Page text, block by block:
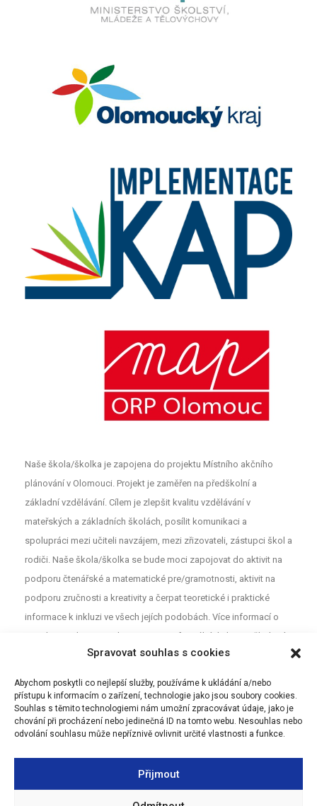
Spravovat souhlas s cookies
Abychom poskytli co nejlepší služby, používáme k ukládání a/nebo
přístupu k informacím o zařízení, technologie jako jsou soubory cookies.
Souhlas s těmito technologiemi nám umožní zpracovávat údaje, jako je
chování při procházení nebo jedinečná ID na tomto webu. Nesouhlas nebo
odvolání souhlasu může nepříznivě ovlivnit určité vlastnosti a funkce.
Přijmout
Naše škola/školka je zapojena do projektu Místního akčního
plánování v Olomouci. Projekt je zaměřen na předškolní a
základní vzdělávání. Cílem je zlepšit kvalitu vzdělávání v
mateřských a základních školách, posílit komunikaci a
spolupráci mezi učiteli navzájem, mezi zřizovateli, zástupci škol a
rodiči. Naše škola/školka se bude moci zapojovat do aktivit na
podporu čtenářské a matematické pre/gramotnosti, aktivit na
podporu zručnosti a kreativity a čerpat teoretické i praktické
informace k inkluzi ve všech jejích podobách. Více informací o
projektu najdete na webu
. Pro neformální diskuzi o školství a
vzdělávání mezi rodiči, učiteli a dalšími aktéry z Olomouce jsou